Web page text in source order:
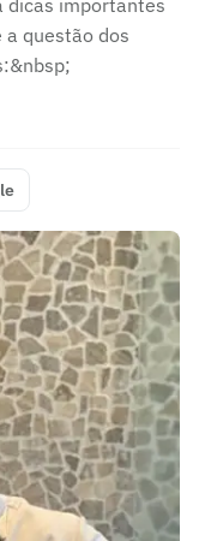
dicas importantes
questão dos